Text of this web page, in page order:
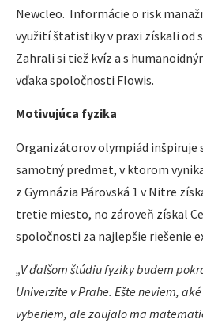
Newcleo. Informácie o risk
využití štatistiky v praxi získali od
Zahrali si tiež kvíz a s
vďaka spoločnosti Flowis.
Motivujúca fyzika
Organizátorov olympiád inšpiruje
samotný predmet, v ktorom
z Gymnázia Párovská 1 v Nitre
tretie miesto, no zároveň získal
spoločnosti za najlepšie riešenie
„V ďalšom štúdiu fyziky budem
Univerzite v Prahe. Ešte neviem,
vyberiem, ale zaujalo ma